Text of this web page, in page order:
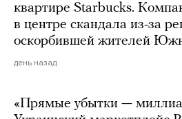
квартире Starbucks.
в центре скандала из-за
оскорбившей жителей
день назад
«Прямые убытки —